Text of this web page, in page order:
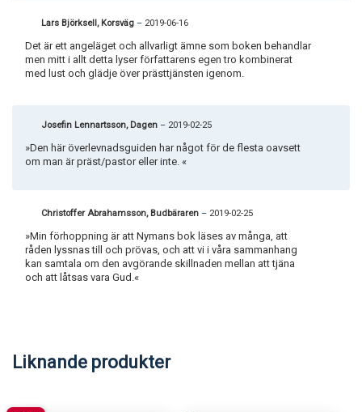
Lars Björksell, Korsväg – 2019-06-16
Det är ett angeläget och allvarligt ämne som boken behandlar
men mitt i allt detta lyser författarens egen tro kombinerat
med lust och glädje över prästtjänsten igenom.
Josefin Lennartsson, Dagen – 2019-02-25
»Den här överlevnadsguiden har något för de flesta oavsett
om man är präst/pastor eller inte. «
Christoffer Abrahamsson, Budbäraren – 2019-02-25
»Min förhoppning är att Nymans bok läses av många, att
råden lyssnas till och prövas, och att vi i våra sammanhang
kan samtala om den avgörande skillnaden mellan att tjäna
och att låtsas vara Gud.«
Liknande produkter